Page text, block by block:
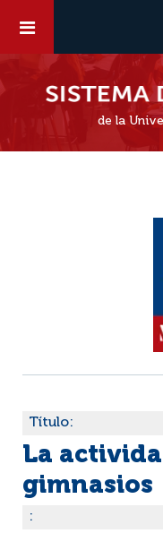
de la
Título:
La
gimnasios
: